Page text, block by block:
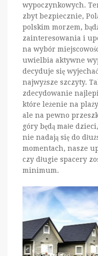
wypoczynkowych.
zbyt bezpiecznie,
polskim morzem,
zainteresowania i
na wybór
uwielbia aktywne
decyduje się
najwyższe szczyty.
zdecydowanie
które leżenie na
ale na pewno
góry będą małe
nie nadają się do
momentach, nasze
czy długie spacery
minimum.